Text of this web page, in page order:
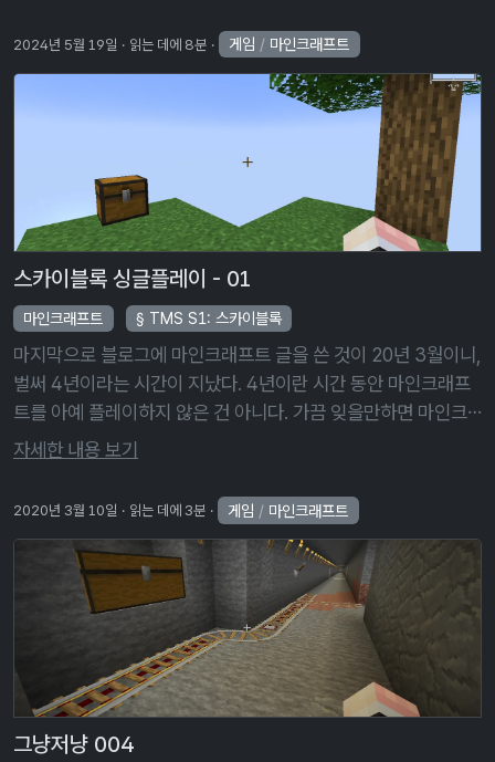
2024년 5월 19일 읽는 데에 8분 게임 / 마인크래프트
스카이블록 싱글플레이 - 01
마인크래프트 TMS S1: 스카이블록
마지막으로 블로그에 마인크래프트 글을 쓴 것이 20년 3월이니,
벌써 4년이라는 시간이 지났다. 4년이란 시간 동안 마인크래프
트를 아예 플레이하지 않은 건 아니다. 가끔 잊을만하면 마인크
래프트 멀티플레이 서버를 만들어, 지인들과 함께 즐기곤 했다.
자세한 내용 보기
2020년 3월 10일 읽는 데에 3분 게임 / 마인크래프트
그냥저냥 004